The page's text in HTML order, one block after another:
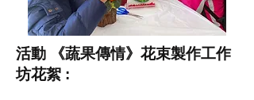
​活動 《蔬果傳情》花束製作工作
坊花絮 :